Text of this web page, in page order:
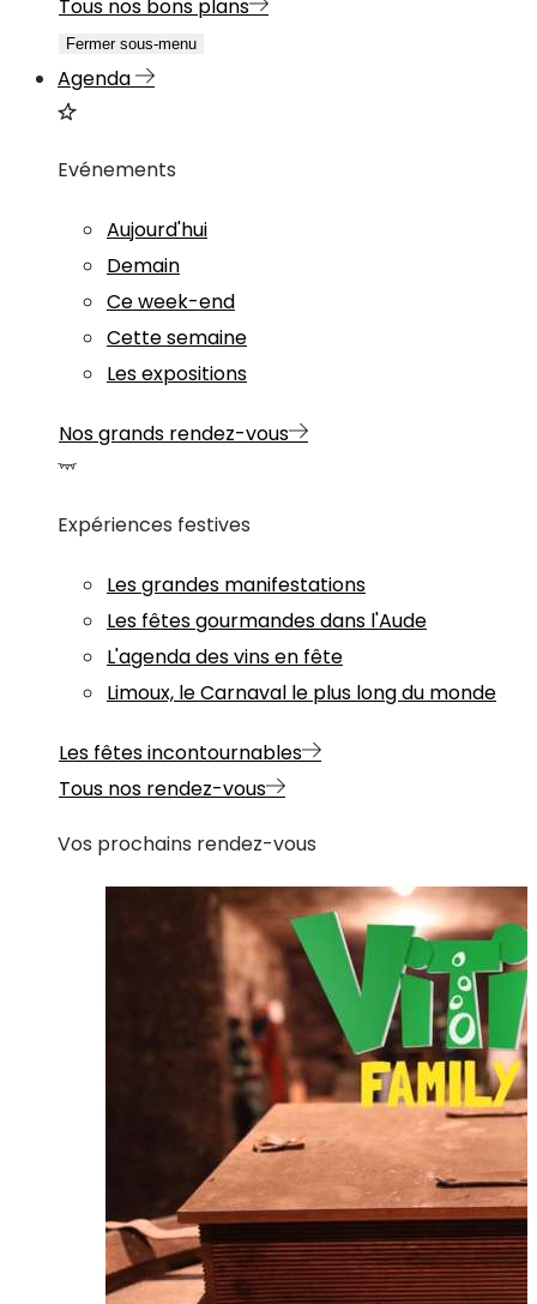
Tous nos bons plans
Fermer sous-menu
Agenda
Evénements
Aujourd'hui
Demain
Ce week-end
Cette semaine
Les expositions
Nos grands rendez-vous
Expériences festives
Les grandes manifestations
Les fêtes gourmandes dans l'Aude
L'agenda des vins en fête
Limoux, le Carnaval le plus long du monde
Les fêtes incontournables
Tous nos rendez-vous
Vos prochains rendez-vous